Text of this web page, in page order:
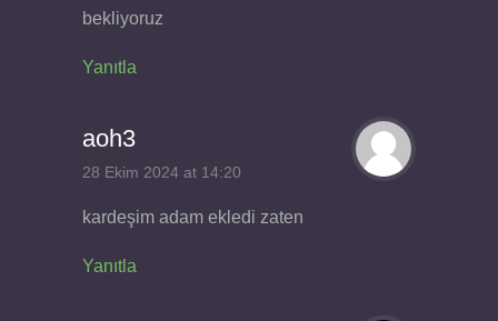
bekliyoruz
Yanıtla
aoh3
28 Ekim 2024 at 14:20
kardeşim adam ekledi zaten
Yanıtla